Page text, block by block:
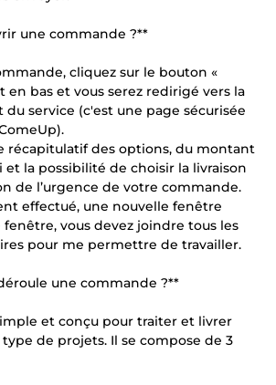
une commande ?**
cliquez sur le bouton «
en bas et vous serez redirigé vers la
service (c'est une page sécurisée
récapitulatif des options, du montant
et la possibilité de choisir la livraison
de l’urgence de votre commande.
effectué, une nouvelle fenêtre
fenêtre, vous devez joindre tous les
pour me permettre de travailler.
une commande ?**
et conçu pour traiter et livrer
de projets. Il se compose de 3